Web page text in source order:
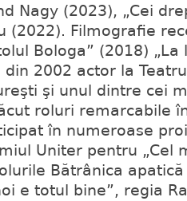
Nagy (2023), „Cei
(2022). Filmografie
Bologa” (2018)
din 2002 actor la
şi unul dintre cei
roluri remarcabile
în numeroase
Uniter pentru „Cel
Bătrânica
e totul bine”, regia